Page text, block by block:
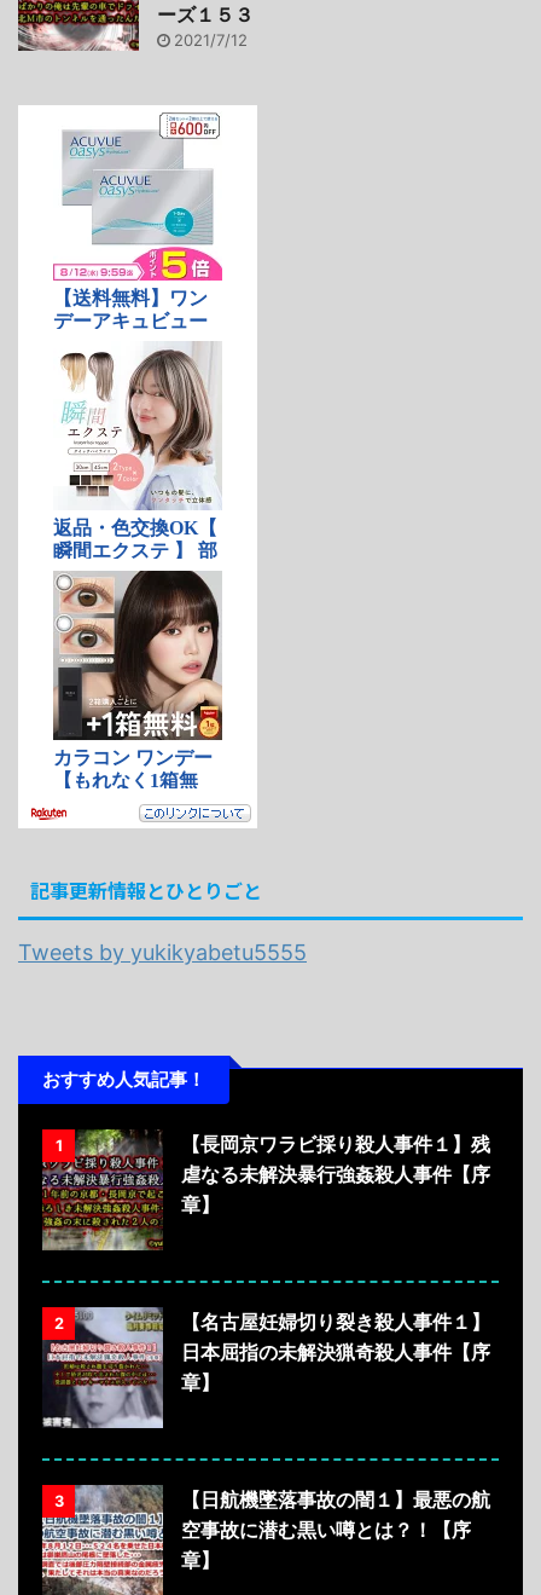
ーズ１５３
2021/7/12
記事更新情報とひとりごと
Tweets by yukikyabetu5555
おすすめ人気記事！
1
【長岡京ワラビ採り殺人事件１】残
虐なる未解決暴行強姦殺人事件【序
章】
2
【名古屋妊婦切り裂き殺人事件１】
日本屈指の未解決猟奇殺人事件【序
章】
3
【日航機墜落事故の闇１】最悪の航
空事故に潜む黒い噂とは？！【序
章】